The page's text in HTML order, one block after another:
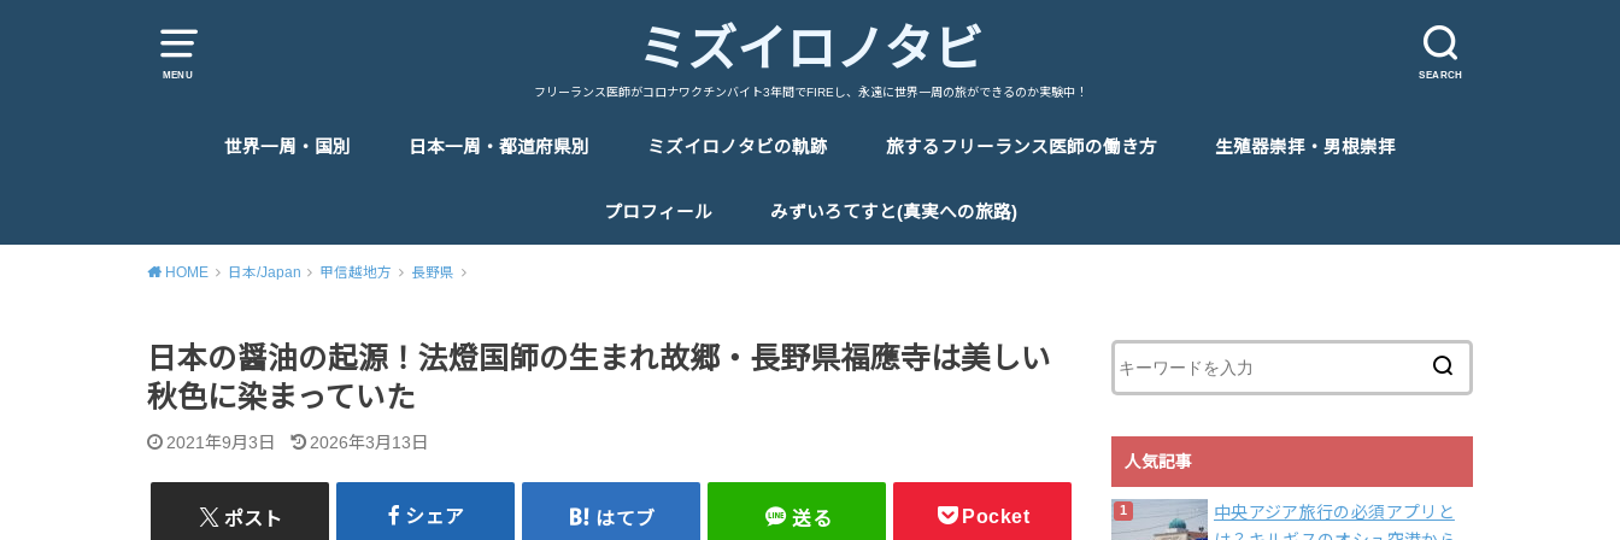
MENU SEARCH
ミズイロノタビ
フリーランス医師がコロナワクチンバイト3年間でFIREし、永遠に世界一周の旅ができるのか実験中！
世界一周・国別
中国/China
台湾/Taiwan
韓国/Korea
タイ/Thailand
マレーシア/Malaysia
シンガポール/Singapore
ベトナム/Vietnam
カンボジア/Cambodia
ラオス/Laos
ミャンマー/Myanmar
インドネシア/Indonesia
インド/India
ネパール/Nepal
トルコ/Turkey
イラン/Iran
アラブ首長国連邦/UAE
イタリア/Italy
フランス/France
スペイン/Spain
ポルトガル/Portugal
ドイツ/Germany
スイス/Switherland
オランダ/Netherland
ベルギー/Bergium
チェコ/Czech Republic
オーストリア/Austria
ハンガリー/Hungary
ポーランド/Poland
エストニア/Estonia
ラトビア/Latvia
リトアニア/Lithuania
フィンランド/Finland
ギリシャ/Greece
ロシア/Russia
エジプト/Egypt
エチオピア/Ethiopia
ケニア/Kenya
ウガンダ/Uganda
ルワンダ/Rwanda
タンザニア/Tanzania
マラウイ/Malawi
ザンビア/Zambia
ジンバブエ/Zinbabwe
ボツワナ/Botswana
ナミビア/Namibia
レソト/Lethoto
南アフリカ共和国/South Africa
モロッコ/Morocco
カナダ/Canada
メキシコ/Mexico
キューバ/cuba
日本一周・都道府県別 ミズイロノタビの軌跡 旅するフリーランス医師の働き方 生殖器崇拝・男根崇拝
プロフィール みずいろてすと(真実への旅路)
HOME 日本/Japan 甲信越地方 長野県
日本の醤油の起源！法燈国師の生まれ故郷・長野県福應寺は美しい
秋色に染まっていた
2021年9月3日 2026年3月13日
ポスト シェア はてブ 送る Pocket
人気記事
中央アジア旅行の必須アプリと